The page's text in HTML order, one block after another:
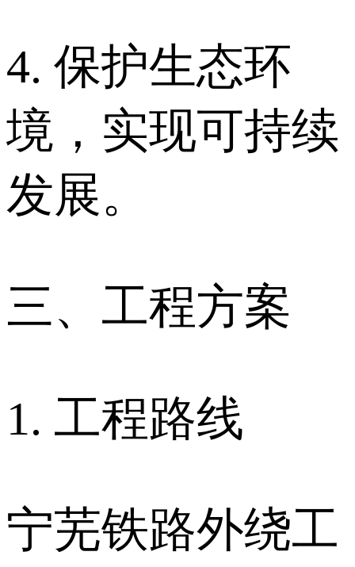
4. 保护生态环
境，实现可持续
发展。
三、工程方案
1. 工程路线
宁芜铁路外绕工